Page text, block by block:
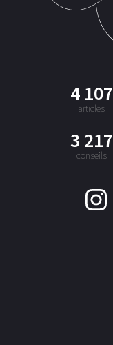
4 107
articles
3 217
conseils